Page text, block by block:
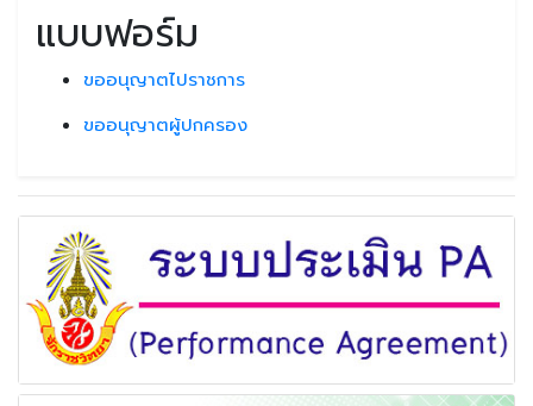
แบบฟอร์ม
ขออนุญาตไปราชการ
ขออนุญาตผู้ปกครอง